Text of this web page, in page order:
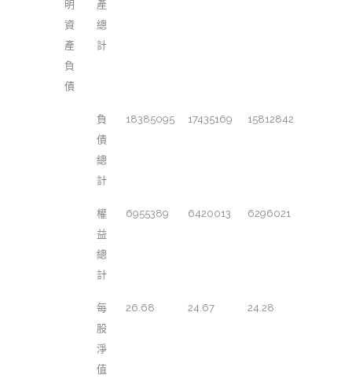
明
資
產
負
債
產
總
計
負
債
總
計
18385095 17435169 15812842
權
益
總
計
6955389 6420013 6296021
每
股
淨
值
26.68 24.67 24.28